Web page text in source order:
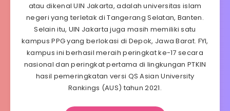
atau dikenal UIN Jakarta, adalah universitas islam
negeri yang terletak di Tangerang Selatan, Banten.
Selain itu, UIN Jakarta juga masih memiliki satu
kampus PPG yang berlokasi di Depok, Jawa Barat. FYI,
kampus ini berhasil meraih peringkat ke-17 secara
nasional dan peringkat pertama di lingkungan PTKIN
hasil pemeringkatan versi QS Asian University
Rankings (AUS) tahun 2021.